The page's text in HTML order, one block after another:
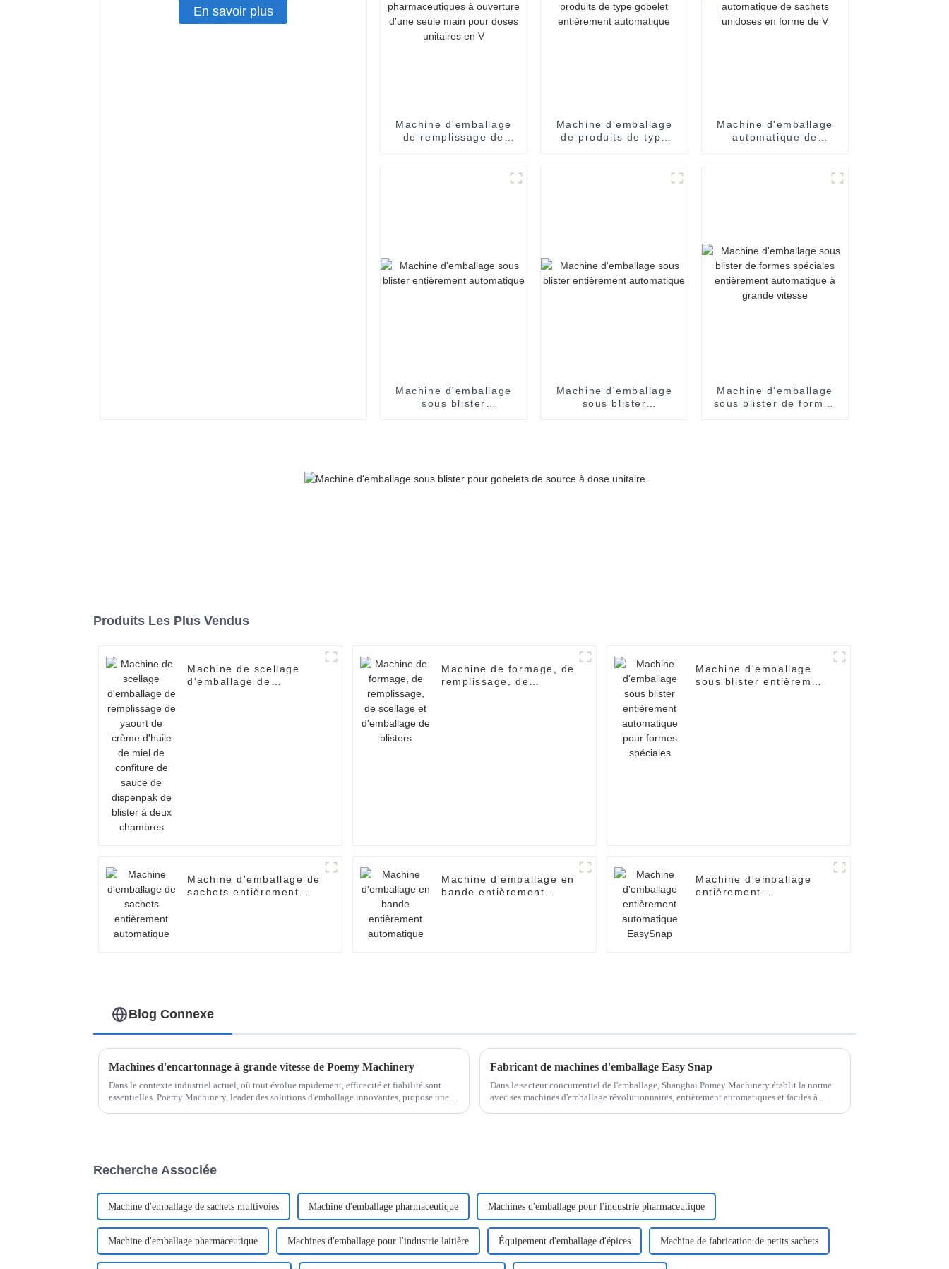
En savoir plus
Machine d'emballage
de remplissage de
ouverture d'une seule
Machine d'emballage
de produits de type
Machine d'emballage
automatique de
Machine d'emballage
sous blister
Machine d'emballage
sous blister
Machine d'emballage
sous blister de formes
Produits Les Plus Vendus
Machine de scellage
d'emballage de
Machine de formage, de
remplissage, de
Machine d'emballage
sous blister entièrement
Machine d'emballage de
sachets entièrement
Machine d'emballage en
bande entièrement
Machine d'emballage
entièrement
Blog Connexe
Machines d'encartonnage à grande vitesse de Poemy Machinery
Dans le contexte industriel actuel, où tout évolue rapidement, efficacité et fiabilité sont
essentielles. Poemy Machinery, leader des solutions d'emballage innovantes, propose une
Fabricant de machines d'emballage Easy Snap
Dans le secteur concurrentiel de l'emballage, Shanghai Pomey Machinery établit la norme
avec ses machines d'emballage révolutionnaires, entièrement automatiques et faciles à
Recherche Associée
Machine d'emballage de sachets multivoies Machine d'emballage pharmaceutique Machines d'emballage pour l'industrie pharmaceutique
Machine d'emballage pharmaceutique Machines d'emballage pour l'industrie laitière Équipement d'emballage d'épices Machine de fabrication de petits sachets